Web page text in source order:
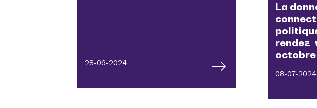
28-06-2024
La
rendez-
08-07-2024